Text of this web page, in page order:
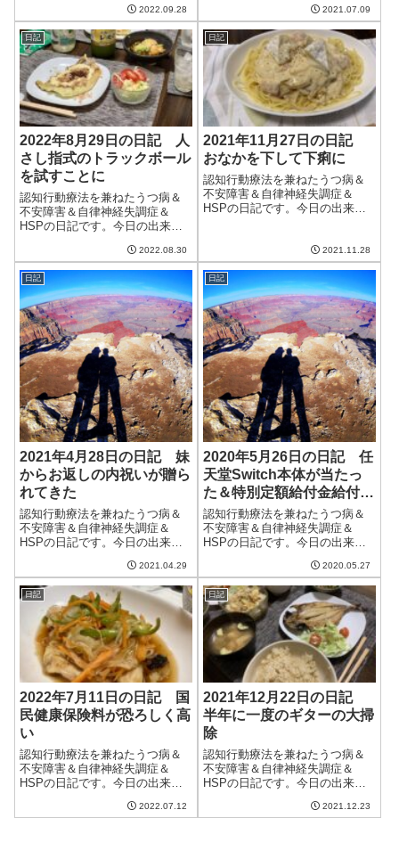
2022.09.28
く天気は悪く、星は見えなかっ
た。そして、今日も蒸し暑く、
エアコンの除湿のお世話に。決
して気温がすごく高いわけでは
ないのだけど、室...
2021.07.09
日記
2022年8月29日の日記 人
さし指式のトラックボール
を試すことに
認知行動療法を兼ねたうつ病＆
不安障害＆自律神経失調症＆
HSPの日記です。今日の出来事
低かったけど徐々に湿度が上が
り、部屋のなかは蒸し暑かっ
た。我が家は良くも悪くも気密
性の高いマンションなので、外
が涼しくなってもな...
2022.08.30
日記
2021年11月27日の日記
おなかを下して下痢に
認知行動療法を兼ねたうつ病＆
不安障害＆自律神経失調症＆
HSPの日記です。今日の出来事
持ちの良い日だった。午前中は
ブログの更新とクラウドワーク
ス。クラウドワークスは出来高
案件をこなしつつ...
2021.11.28
日記
2021年4月28日の日記 妹
からお返しの内祝いが贈ら
れてきた
認知行動療法を兼ねたうつ病＆
不安障害＆自律神経失調症＆
HSPの日記です。今日の出来事
ったが、意外と晴れ間もあっ
て、洗濯物が乾いてくれた。明
日は久しぶりに本格的な雨らし
い。憂鬱ではあるが、庭の草木
にとってはたまには...
2021.04.29
日記
2020年5月26日の日記 任
天堂Switch本体が当たっ
た＆特別定額給付金給付決
定通知書がやってきた
認知行動療法を兼ねたうつ病＆
不安障害＆自律神経失調症＆
HSPの日記です。今日の出来事
しも出たが午後からは雨が降っ
てきた。洗濯ものはどうにか雨
が降る前に取り入れられたが、
もう梅雨なのだろうか?午前中は
ブログ更新とシ...
2020.05.27
日記
2022年7月11日の日記 国
民健康保険料が恐ろしく高
い
認知行動療法を兼ねたうつ病＆
不安障害＆自律神経失調症＆
HSPの日記です。今日の出来事
日。明日からは雨続きみたいな
2022.07.12
日記
2021年12月22日の日記
半年に一度のギターの大掃
除
認知行動療法を兼ねたうつ病＆
不安障害＆自律神経失調症＆
HSPの日記です。今日の出来事
しあるため寒くはあるが、日差
2021.12.23